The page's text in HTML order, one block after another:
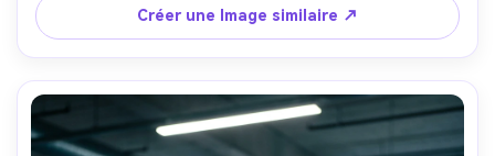
humeur calme et raffinée, ombres naturelles, qualité
éditoriale, texture de peau réaliste, haute résolution,
mise au point nette, niveau de contraste subtil- -ar 4:5
Créer une Image similaire ↗